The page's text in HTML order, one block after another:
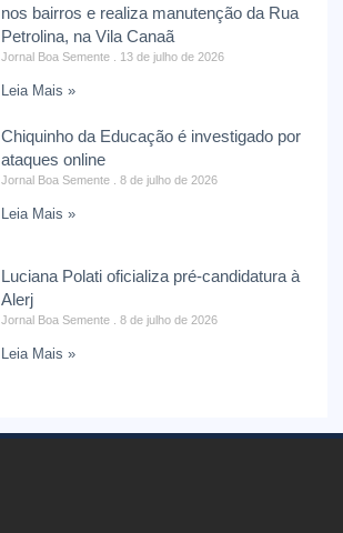
nos bairros e realiza manutenção da Rua
Petrolina, na Vila Canaã
Jornal Boa Semente 13 de julho de 2026
Leia Mais »
Chiquinho da Educação é investigado por
ataques online
Jornal Boa Semente 8 de julho de 2026
Leia Mais »
Luciana Polati oficializa pré-candidatura à
Alerj
Jornal Boa Semente 8 de julho de 2026
Leia Mais »